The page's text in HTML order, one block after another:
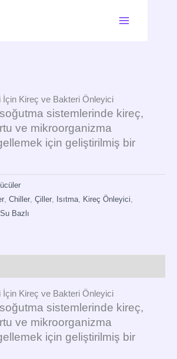
İçin Kireç ve Bakteri Önleyici
sistemlerinde kireç,
ve mikroorganizma
için geliştirilmiş bir
, Chiller, Çiller, Isıtma, Kireç Önleyici,
Su Bazlı
İçin Kireç ve Bakteri Önleyici
sistemlerinde kireç,
ve mikroorganizma
için geliştirilmiş bir